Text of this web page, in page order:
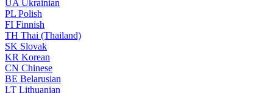
UA Ukrainian
PL Polish
FI Finnish
TH Thai (Thailand)
SK Slovak
KR Korean
CN Chinese
BE Belarusian
LT Lithuanian